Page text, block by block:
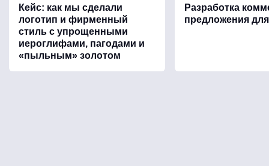
Кейс: как мы сделали
логотип и фирменный
стиль с упрощенными
иероглифами, пагодами и
«пыльным» золотом
Разработка
предложения